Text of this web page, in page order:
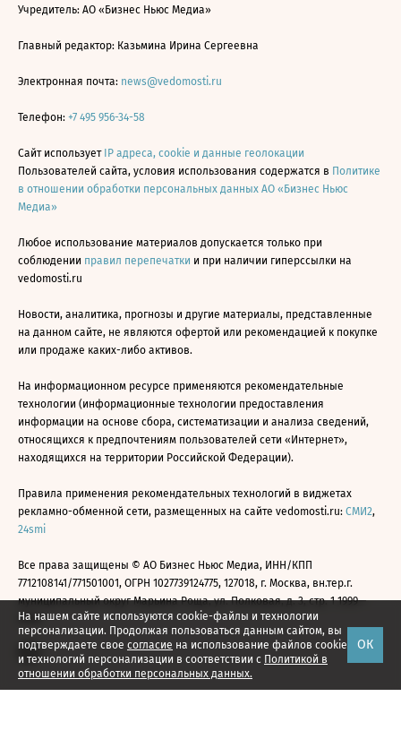
На нашем сайте используются cookie-файлы и технологии
персонализации. Продолжая пользоваться данным сайтом, вы
подтверждаете свое согласие на использование файлов cookie
и технологий персонализации в соответствии с Политикой в
отношении обработки персональных данных.
ОК
Учредитель: АО «Бизнес Ньюс Медиа»
Главный редактор: Казьмина Ирина Сергеевна
Электронная почта: news@vedomosti.ru
Телефон: +7 495 956-34-58
Сайт использует IP адреса, cookie и данные геолокации
Пользователей сайта, условия использования содержатся в Политике
в отношении обработки персональных данных АО «Бизнес Ньюс
Медиа»
Любое использование материалов допускается только при
соблюдении правил перепечатки и при наличии гиперссылки на
vedomosti.ru
Новости, аналитика, прогнозы и другие материалы, представленные
на данном сайте, не являются офертой или рекомендацией к покупке
или продаже каких-либо активов.
На информационном ресурсе применяются рекомендательные
технологии (информационные технологии предоставления
информации на основе сбора, систематизации и анализа сведений,
относящихся к предпочтениям пользователей сети «Интернет»,
находящихся на территории Российской Федерации).
Правила применения рекомендательных технологий в виджетах
рекламно-обменной сети, размещенных на сайте vedomosti.ru: СМИ2,
24smi
Все права защищены © АО Бизнес Ньюс Медиа, ИНН/КПП
7712108141/771501001, ОГРН 1027739124775, 127018, г. Москва, вн.тер.г.
муниципальный округ Марьина Роща, ул. Полковая, д. 3, стр. 1 1999—
2026